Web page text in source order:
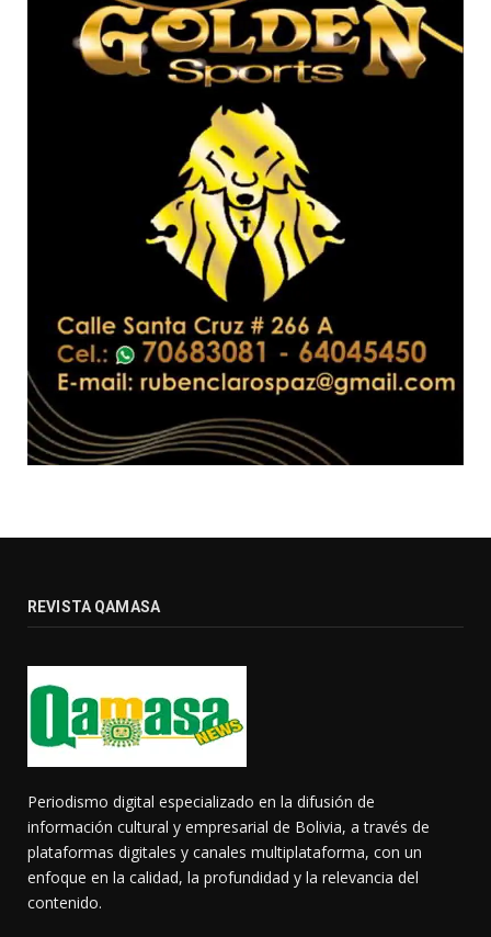
REVISTA QAMASA
Periodismo digital especializado en la difusión de
información cultural y empresarial de Bolivia, a través de
plataformas digitales y canales multiplataforma, con un
enfoque en la calidad, la profundidad y la relevancia del
contenido.